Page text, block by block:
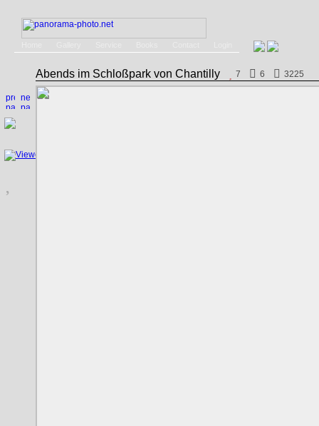
Abends im Schloßpark von Chantilly 7 6 3225